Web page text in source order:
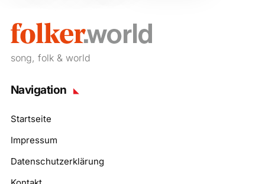
song, folk & world
Navigation
Startseite
Impressum
Datenschutzerklärung